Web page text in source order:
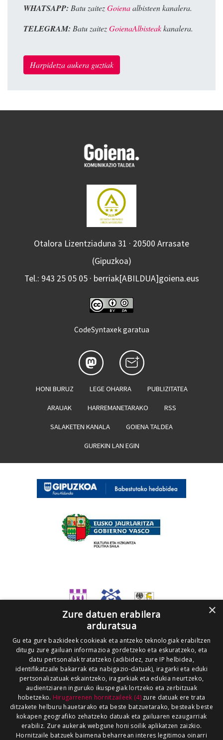
WHATSAPP: Batu zaitezGoienaalbisteen kanalera.
TELEGRAM: Batu zaitezGoienaAlbisteakkanalera.
Harpidetza aukera guztiak
Otalora Lizentziaduna 31 · 20500 Arrasate
(Gipuzkoa)
Tel.: 943 25 05 05 · berriak[ABILDUA]goiena.eus
CodeSyntaxek garatua
HONI BURUZ LEGE OHARRA PUBLIZITATEA
ARAUAK HARREMANETARAKO RSS
SALAKETEN KANALA GOIENA TALDEA
GUREKIN LAN EGIN
×
Zure datuen erabilera
arduratsua
Gu eta gure bazkideek cookieak eta antzeko teknologiak erabiltzen
ditugu zure gailuan informazioa gordetzeko eta eskuratzeko, eta
datu pertsonalak tratatzeko (adibidez, zure IP helbidea,
identifikatzaile bakarrak eta nabigazio-datuak), iragarki eta eduki
pertsonalizatuak eskaintzeko, iragarkiak eta edukia neurtzeko,
audientziaren inguruko ikuspegiak lortzeko eta zerbitzuak
hobetzeko. Hirugarrenen hornitzaileek (4)zure datuak ere trata
ditzakete helburu hauetarako eta beste batzuetarako, besteak beste
kokapen geografiko zehatzeko datuak eta gailuaren ezaugarriak
erabiliz. Zure aukerak webgune honi soilik aplikatzen zaizkio.
Hornitzaile batzuek baimena beharrean interes legitimoa oinarri